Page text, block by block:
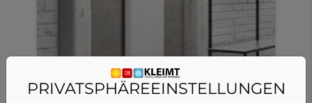
Plattenheizkörper
PRIVATSPHÄRE­EINSTELLUNGEN